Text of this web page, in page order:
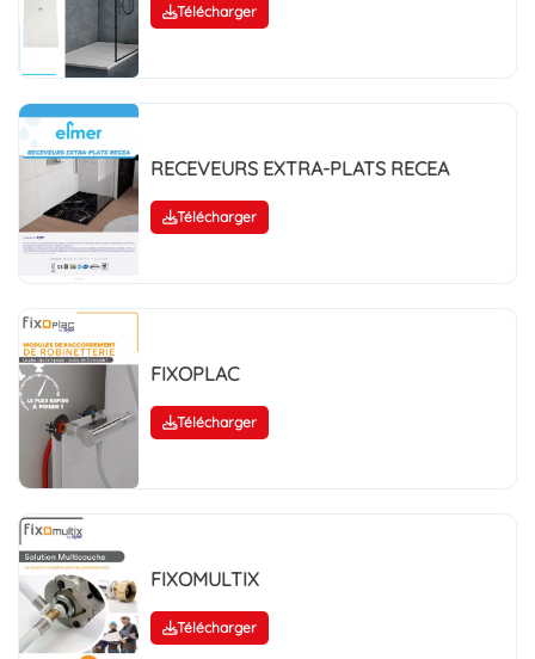
Télécharger
RECEVEURS EXTRA-PLATS RECEA
Télécharger
FIXOPLAC
Télécharger
FIXOMULTIX
Télécharger